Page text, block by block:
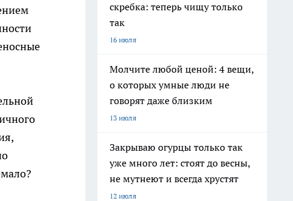
скребка: теперь чищу только
так
16 июля
Молчите любой ценой: 4 вещи,
о которых умные люди не
говорят даже близким
13 июля
Закрываю огурцы только так
уже много лет: стоят до весны,
не мутнеют и всегда хрустят
12 июля